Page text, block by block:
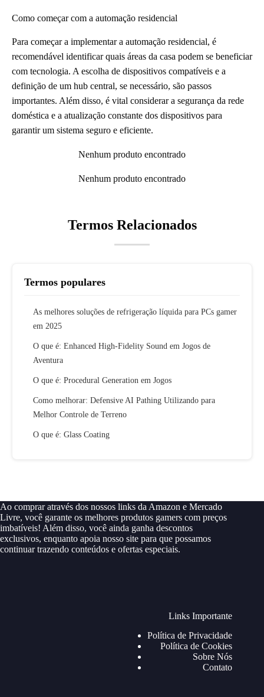
Como começar com a automação residencial
Para começar a implementar a automação residencial, é
recomendável identificar quais áreas da casa podem se beneficiar
com tecnologia. A escolha de dispositivos compatíveis e a
definição de um hub central, se necessário, são passos
importantes. Além disso, é vital considerar a segurança da rede
doméstica e a atualização constante dos dispositivos para
garantir um sistema seguro e eficiente.
Nenhum produto encontrado
Nenhum produto encontrado
Termos Relacionados
Termos populares
As melhores soluções de refrigeração líquida para PCs gamer
em 2025
O que é: Enhanced High-Fidelity Sound em Jogos de
Aventura
O que é: Procedural Generation em Jogos
Como melhorar: Defensive AI Pathing Utilizando para
Melhor Controle de Terreno
O que é: Glass Coating
Ao comprar através dos nossos links da Amazon e Mercado
Livre, você garante os melhores produtos gamers com preços
imbatíveis! Além disso, você ainda ganha descontos
exclusivos, enquanto apoia nosso site para que possamos
continuar trazendo conteúdos e ofertas especiais.
Links Importante
Política de Privacidade
Política de Cookies
Sobre Nós
Contato